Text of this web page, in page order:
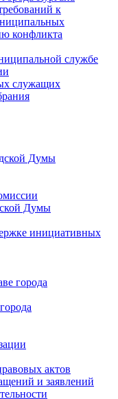
к
конфликта
службе
служащих
Думы
Думы
инициативных
города
актов
и заявлений